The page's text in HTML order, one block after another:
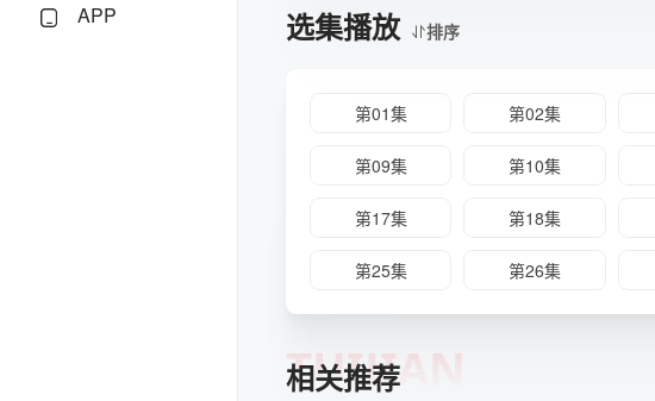
APP
选集播放 排序
第01集 第02集
第09集 第10集
第17集 第18集
第25集 第26集
相关推荐
TUIJIAN